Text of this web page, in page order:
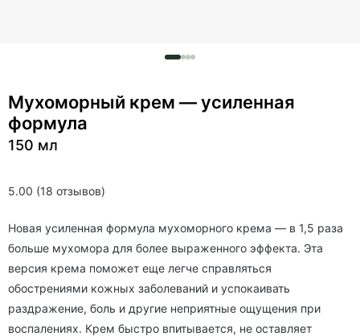
5.00 (18 отзывов)
Мухоморный крем — усиленная
формула
150 мл
Новая усиленная формула мухоморного крема — в 1,5 раза
больше мухомора для более выраженного эффекта. Эта
версия крема поможет еще легче справляться
обострениями кожных заболеваний и успокаивать
раздражение, боль и другие неприятные ощущения при
воспалениях. Крем быстро впитывается, не оставляет